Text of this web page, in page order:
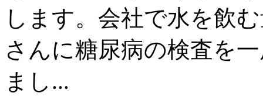
します。会社で水を飲
さんに糖尿病の検査を
まし...